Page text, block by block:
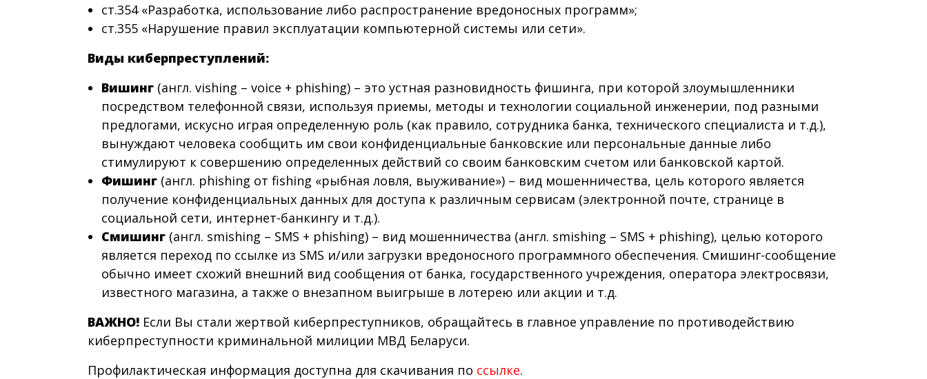
ст.354 «Разработка, использование либо распространение вредоносных программ»;
ст.355 «Нарушение правил эксплуатации компьютерной системы или сети».
Виды киберпреступлений:
Вишинг (англ. vishing – voice + phishing) – это устная разновидность фишинга, при которой злоумышленники
посредством телефонной связи, используя приемы, методы и технологии социальной инженерии, под разными
предлогами, искусно играя определенную роль (как правило, сотрудника банка, технического специалиста и т.д.),
вынуждают человека сообщить им свои конфиденциальные банковские или персональные данные либо
стимулируют к совершению определенных действий со своим банковским счетом или банковской картой.
Фишинг (англ. phishing от fishing «рыбная ловля, выуживание») – вид мошенничества, цель которого является
получение конфиденциальных данных для доступа к различным сервисам (электронной почте, странице в
социальной сети, интернет-банкингу и т.д.).
Смишинг (англ. smishing – SMS + phishing) – вид мошенничества (англ. smishing – SMS + phishing), целью которого
является переход по ссылке из SMS и/или загрузки вредоносного программного обеспечения. Смишинг-сообщение
обычно имеет схожий внешний вид сообщения от банка, государственного учреждения, оператора электросвязи,
известного магазина, а также о внезапном выигрыше в лотерею или акции и т.д.
ВАЖНО! Если Вы стали жертвой киберпреступников, обращайтесь в главное управление по противодействию
киберпреступности криминальной милиции МВД Беларуси.
Профилактическая информация доступна для скачивания по ссылке.